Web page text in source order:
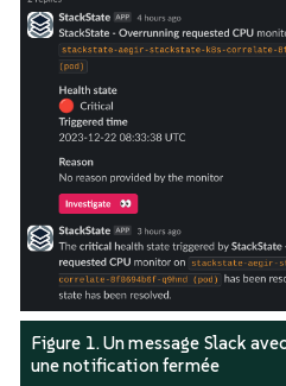
Figure 1. Un message Slack
une notification fermée